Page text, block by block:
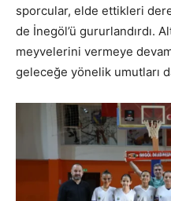
sporcular, elde ettikleri
de İnegöl’ü gururlandırdı.
meyvelerini vermeye
geleceğe yönelik umutları